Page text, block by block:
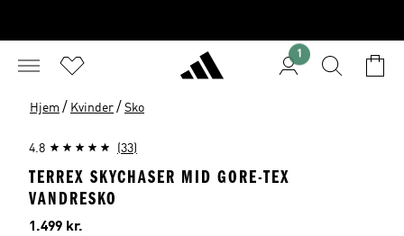
1
Hjem / Kvinder / Sko
4.8 (33)
TERREX SKYCHASER MID GORE-TEX
VANDRESKO
Pris
1.499 kr.